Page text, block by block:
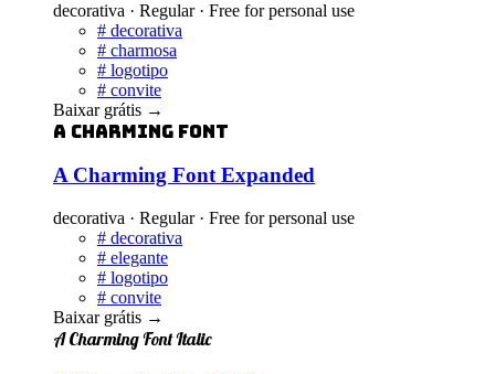
decorativa · Regular · Free for personal use
# decorativa
# charmosa
# logotipo
# convite
Baixar grátis →
A Charming Font
A Charming Font Expanded
decorativa · Regular · Free for personal use
# decorativa
# elegante
# logotipo
# convite
Baixar grátis →
A Charming Font Italic